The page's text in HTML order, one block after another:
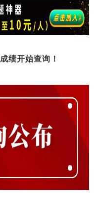
成绩开始查询！